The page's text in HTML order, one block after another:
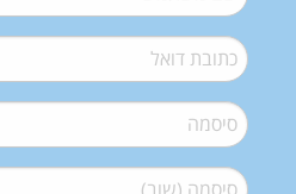
דואל*
סיסמה*
סיסמה (שוב)*